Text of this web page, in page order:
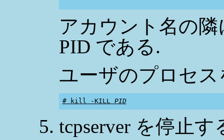
アカウント名の
PID である.
ユーザのプロセ
# kill -KILL PID
tcpserver を停止す